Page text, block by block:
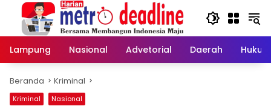
Langsung
konten
Lampung
Nasional Advetorial Daerah Hukum
Beranda Kriminal
Kriminal Nasional